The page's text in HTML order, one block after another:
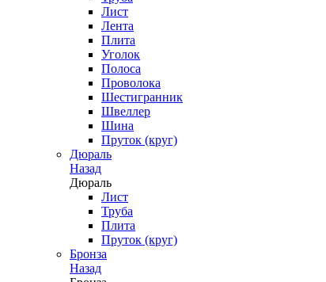
Лист
Лента
Плита
Уголок
Полоса
Проволока
Шестигранник
Швеллер
Шина
Пруток (круг)
Дюраль
Назад
Дюраль
Лист
Труба
Плита
Пруток (круг)
Бронза
Назад